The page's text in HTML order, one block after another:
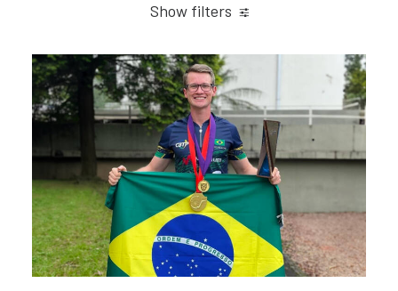
Show filters